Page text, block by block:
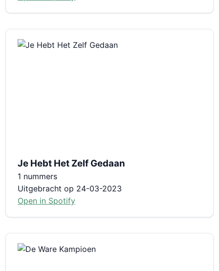
Je Hebt Het Zelf Gedaan
1 nummers
Uitgebracht op 24-03-2023
Open in Spotify